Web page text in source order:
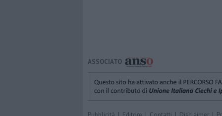
ASSOCIATO